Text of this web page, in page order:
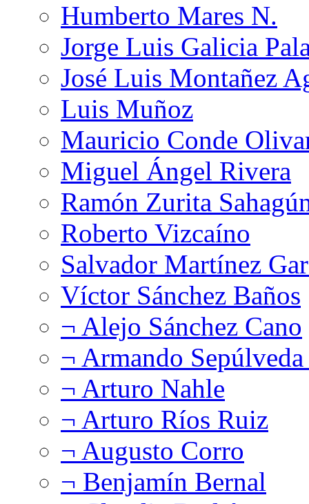
Humberto Mares N.
Jorge Luis Galicia
José Luis Montañez
Luis Muñoz
Mauricio Conde
Miguel Ángel Rivera
Ramón Zurita
Roberto Vizcaíno
Salvador Martínez
Víctor Sánchez Baños
¬ Alejo Sánchez Cano
¬ Armando
¬ Arturo Nahle
¬ Arturo Ríos Ruiz
¬ Augusto Corro
¬ Benjamín Bernal